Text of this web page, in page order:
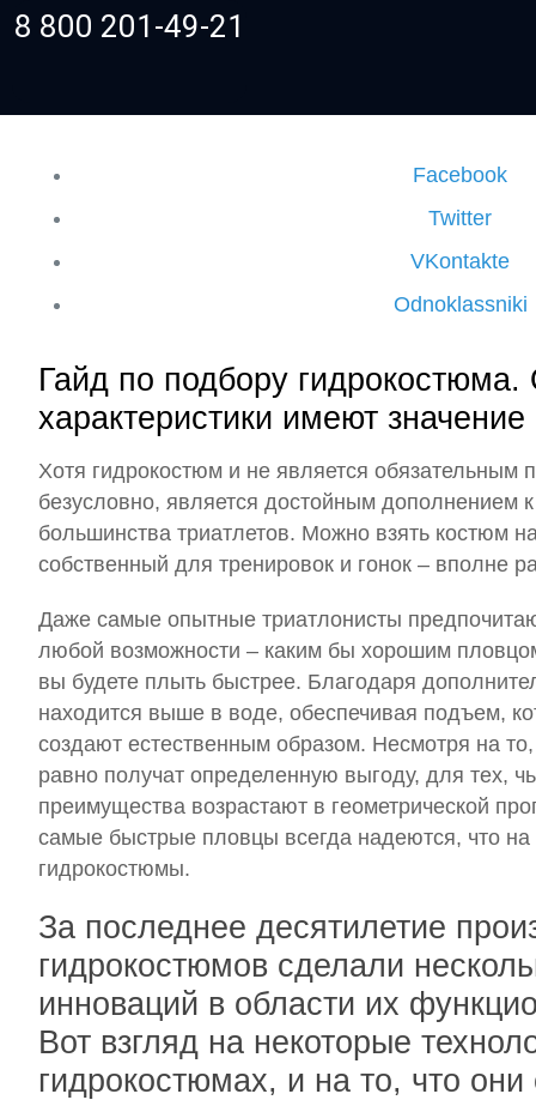
8 800 201-49-21
Facebook
Twitter
VKontakte
Odnoklassniki
Гайд по подбору
характеристики имеют значение
Хотя гидрокостюм и не является обязательным
безусловно, является достойным дополнением
большинства триатлетов. Можно взять костюм
собственный для тренировок и гонок – вполне
Даже самые опытные триатлонисты
любой возможности – каким бы хорошим
вы будете плыть быстрее. Благодаря
находится выше в воде, обеспечивая подъем,
создают естественным образом. Несмотря на
равно получат определенную выгоду, для тех,
преимущества возрастают в геометрической
самые быстрые пловцы всегда надеются, что
гидрокостюмы.
За последнее десятилетие
гидрокостюмов сделали
инноваций в области их
Вот взгляд на некоторые
гидрокостюмах, и на то, что они